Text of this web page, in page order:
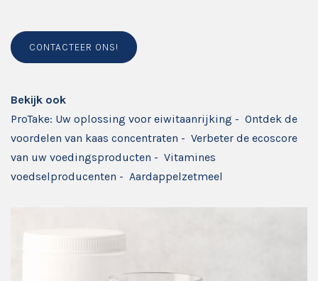
CONTACTEER ONS!
Bekijk ook
ProTake: Uw oplossing voor eiwitaanrijking - Ontdek de
voordelen van kaas concentraten - Verbeter de ecoscore
van uw voedingsproducten - Vitamines
voedselproducenten - Aardappelzetmeel